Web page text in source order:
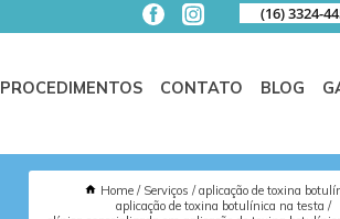
(16) 3324-
PROCEDIMENTOS CONTATO BLOG
Home Serviços
aplicação de toxina
aplicação de toxina botulínica na testa